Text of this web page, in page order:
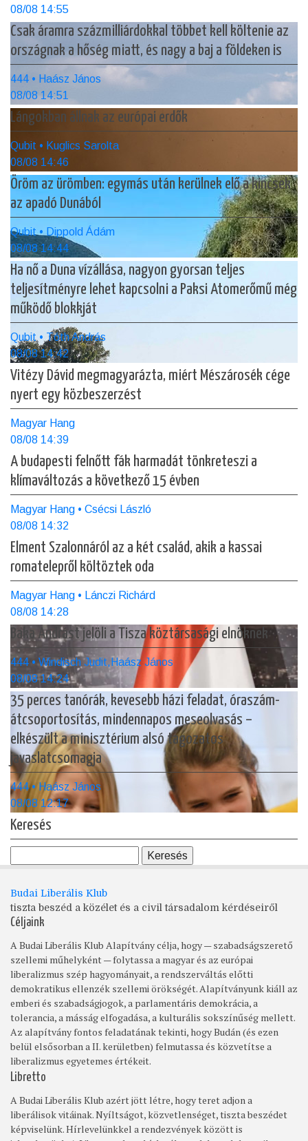
08/08 14:55
Csak áramra százmilliárdokkal többet kell költenie az
országnak a hőség miatt, és nagy a baj a földeken is
444 • Haász János
08/08 14:51
Lángokban állnak az európai erdők
Qubit • Kuglics Sarolta
08/08 14:46
Öröm az ürömben: egymás után kerülnek elő a kincsek
az apadó Dunából
Qubit • Dippold Ádám
08/08 14:44
Ha nő a Duna vízállása, nagyon gyorsan teljes
teljesítményre lehet kapcsolni a Paksi Atomerőmű még
működő blokkját
Qubit • Tóth András
08/08 14:42
Vitézy Dávid megmagyarázta, miért Mészárosék cége
nyert egy közbeszerzést
Magyar Hang
08/08 14:39
A budapesti felnőtt fák harmadát tönkreteszi a
klímaváltozás a következő 15 évben
Magyar Hang • Csécsi László
08/08 14:32
Elment Szalonnáról az a két család, akik a kassai
romatelepről költöztek oda
Magyar Hang • Lánczi Richárd
08/08 14:28
Baka Andrást jelöli a Tisza köztársasági elnöknek
444 • Windisch Judit,Haász János
08/08 14:24
35 perces tanórák, kevesebb házi feladat, óraszám-
átcsoportosítás, mindennapos meseolvasás –
elkészült a minisztérium alsó tagozatos
javaslatcsomagja
444 • Haász János
08/08 12:17
Keresés
Budai Liberális Klub
tiszta beszéd a közélet és a civil társadalom kérdéseiről
Céljaink
A Budai Liberális Klub Alapítvány célja, hogy — szabadságszerető
szellemi műhelyként — folytassa a magyar és az európai
liberalizmus szép hagyományait, a rendszerváltás előtti
demokratikus ellenzék szellemi örökségét. Alapítványunk kiáll az
emberi és szabadságjogok, a parlamentáris demokrácia, a
tolerancia, a másság elfogadása, a kulturális sokszínűség mellett.
Az alapítvány fontos feladatának tekinti, hogy Budán (és ezen
belül elsősorban a II. kerületben) felmutassa és közvetítse a
liberalizmus egyetemes értékeit.
Libretto
A Budai Liberális Klub azért jött létre, hogy teret adjon a
liberálisok vitáinak. Nyíltságot, közvetlenséget, tiszta beszédet
képviselünk. Hírlevelünkkel a rendezvények között is